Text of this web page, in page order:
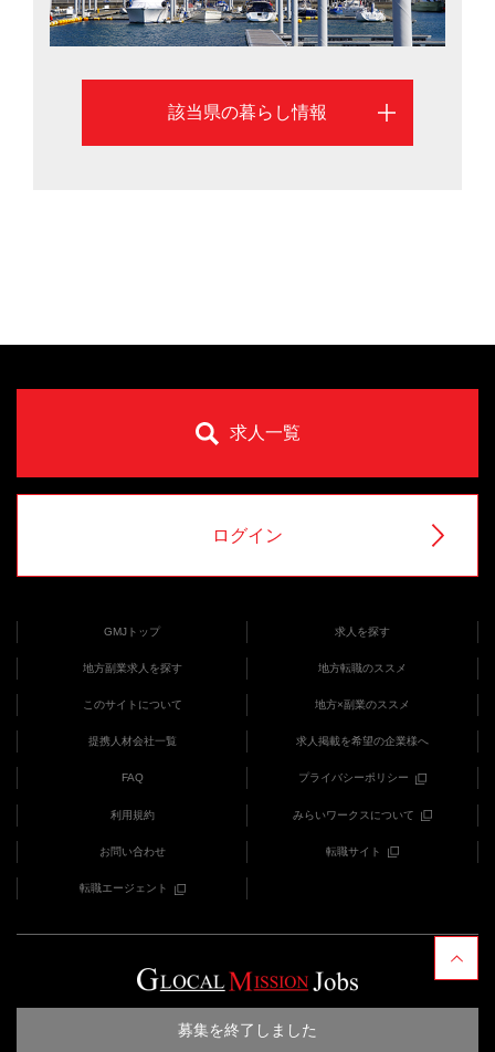
募集を終了しました
該当県の暮らし情報
求人一覧
ログイン
GMJトップ 求人を探す
地方副業求人を探す 地方転職のススメ
このサイトについて 地方×副業のススメ
提携人材会社一覧 求人掲載を希望の企業様へ
FAQ プライバシーポリシー
利用規約 みらいワークスについて
お問い合わせ 転職サイト
転職エージェント